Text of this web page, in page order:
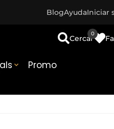
BlogAyudaIniciar
 Promo
Cercar0